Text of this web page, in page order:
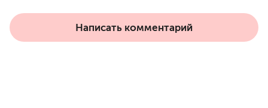
Написать комментарий